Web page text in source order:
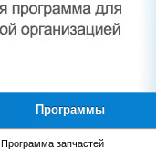
Программы
Программа запчастей